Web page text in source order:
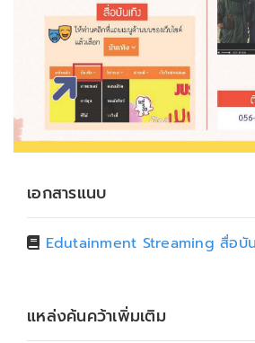
เอกสารแนบ
Edutainment Streaming สื่อบั
แหล่งค้นคว้าเพิ่มเติม